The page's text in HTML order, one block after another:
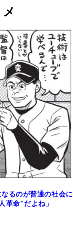
るのが普通の社会に
革命"だよね」